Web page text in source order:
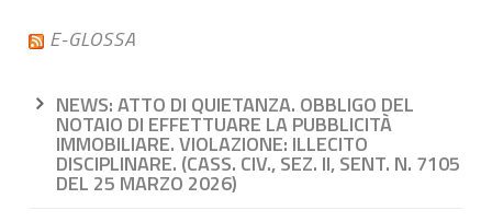
E-GLOSSA
NEWS: ATTO DI QUIETANZA. OBBLIGO DEL
NOTAIO DI EFFETTUARE LA PUBBLICITÀ
IMMOBILIARE. VIOLAZIONE: ILLECITO
DISCIPLINARE. (CASS. CIV., SEZ. II, SENT. N. 7105
DEL 25 MARZO 2026)